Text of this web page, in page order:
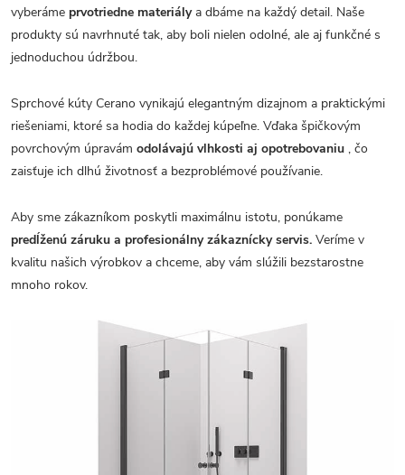
vyberáme prvotriedne materiálya dbáme na každý detail. Naše
produkty sú navrhnuté tak, aby boli nielen odolné, ale aj funkčné s
jednoduchou údržbou.
Sprchové kúty Cerano vynikajú elegantným dizajnom a praktickými
riešeniami, ktoré sa hodia do každej kúpeľne. Vďaka špičkovým
povrchovým úpravám odolávajú vlhkosti aj opotrebovaniu , čo
zaisťuje ich dlhú životnosť a bezproblémové používanie.
Aby sme zákazníkom poskytli maximálnu istotu, ponúkame
predĺženú záruku a profesionálny zákaznícky servis. Veríme v
kvalitu našich výrobkov a chceme, aby vám slúžili bezstarostne
mnoho rokov.